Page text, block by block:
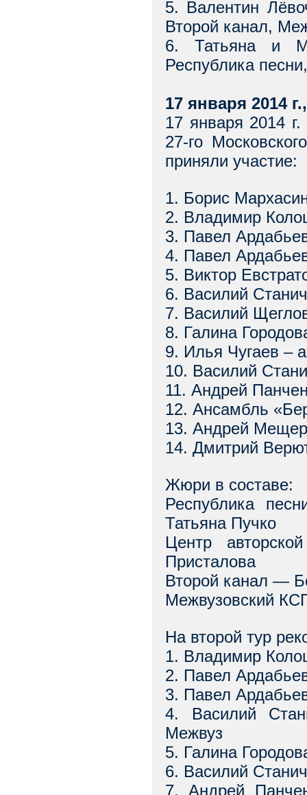
5. Валентин
Второй канал,
6. Татьяна и
Республика
17 января 2014
17 января 2014
27-го
приняли участие:
1. Борис
2. Владимир
3. Павел
4. Павел
5. Виктор
6. Василий
7. Василий
8. Галина
9. Илья Чугаев –
10. Василий
11. Андрей
12. Ансамбль
13. Андрей
14. Дмитрий
Жюри в составе:
Республика
Татьяна Пучко
Центр
Присталова
Второй канал —
Межвузовский
На второй тур
1. Владимир
2. Павел
3. Павел
4. Василий
Межвуз
5. Галина
6. Василий
7. Андрей